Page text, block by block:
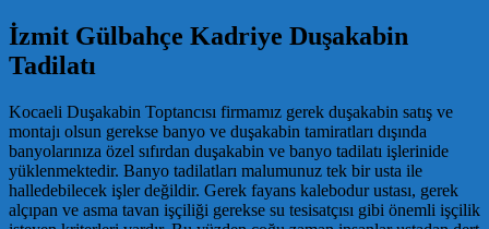
İzmit Gülbahçe Kadriye Duşakabin
Tadilatı
Kocaeli Duşakabin Toptancısı firmamız gerek duşakabin satış ve
montajı olsun gerekse banyo ve duşakabin tamiratları dışında
banyolarınıza özel sıfırdan duşakabin ve banyo tadilatı işlerinide
yüklenmektedir. Banyo tadilatları malumunuz tek bir usta ile
halledebilecek işler değildir. Gerek fayans kalebodur ustası, gerek
alçıpan ve asma tavan işçiliği gerekse su tesisatçısı gibi önemli işçilik